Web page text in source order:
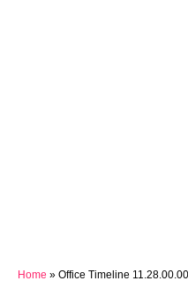
Home » Office Timeline 11.28.00.00